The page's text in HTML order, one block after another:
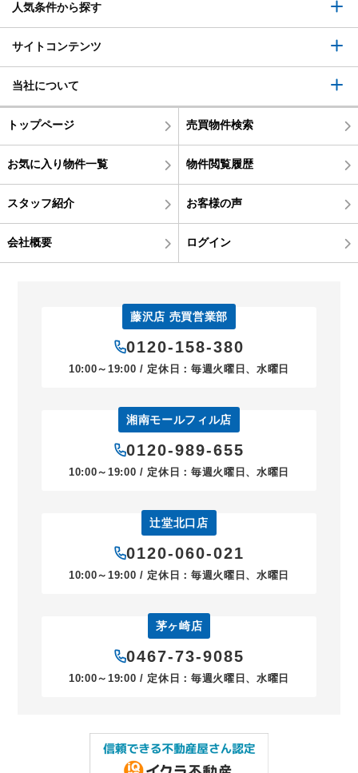
人気条件から探す
サイトコンテンツ
当社について
トップページ 売買物件検索
お気に入り物件一覧 物件閲覧履歴
スタッフ紹介 お客様の声
会社概要 ログイン
藤沢店 売買営業部
0120-158-380
10:00～19:00 / 定休日：毎週火曜日、水曜日
湘南モールフィル店
0120-989-655
10:00～19:00 / 定休日：毎週火曜日、水曜日
辻堂北口店
0120-060-021
10:00～19:00 / 定休日：毎週火曜日、水曜日
茅ヶ崎店
0467-73-9085
10:00～19:00 / 定休日：毎週火曜日、水曜日